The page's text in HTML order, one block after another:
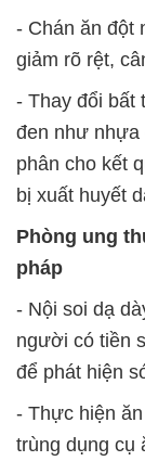
- Chán ăn đột
giảm rõ rệt,
- Thay đổi bất
đen như nhựa
phân cho kết
bị xuất huyết
Phòng ung
pháp
- Nội soi dạ
người có tiền
để phát hiện
- Thực hiện
trùng dụng cụ